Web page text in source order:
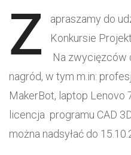
Z
apraszamy do
Konkursie
Na zwycięzców
nagród, w tym m.in:
MakerBot, laptop Lenovo
licencja programu CAD
można nadsyłać do